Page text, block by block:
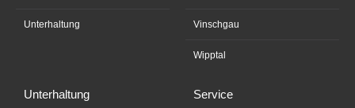
Unterhaltung Vinschgau
Wipptal
Unterhaltung Service